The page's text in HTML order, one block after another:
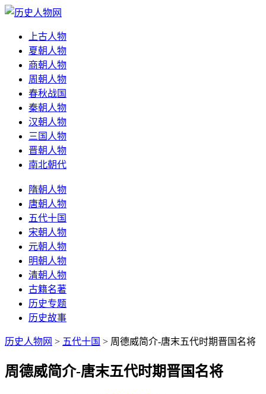
上古人物
夏朝人物
商朝人物
周朝人物
春秋战国
秦朝人物
汉朝人物
三国人物
晋朝人物
南北朝代
隋朝人物
唐朝人物
五代十国
宋朝人物
元朝人物
明朝人物
清朝人物
古籍名著
历史专题
历史故事
历史人物网 > 五代十国 > 周德威简介-唐末五代时期晋国名将
周德威简介-唐末五代时期晋国名将